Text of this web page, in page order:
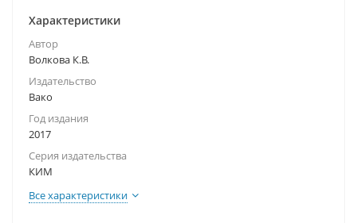
Характеристики
Автор
Волкова К.В.
Издательство
Вако
Год издания
2017
Серия издательства
КИМ
Все характеристики